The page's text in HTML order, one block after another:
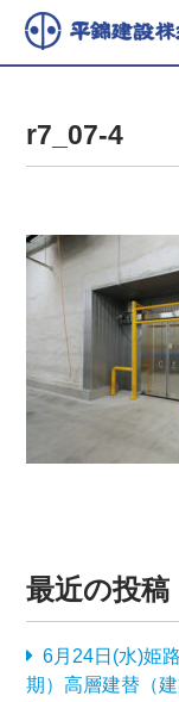
r7_07-4
最近の投稿
6月24日(水)姫
期）高層建替（